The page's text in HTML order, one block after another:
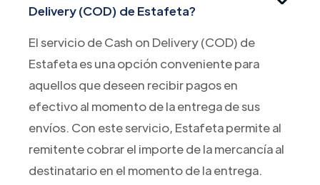
Delivery (COD) de Estafeta?
El servicio de Cash on Delivery (COD) de
Estafeta es una opción conveniente para
aquellos que deseen recibir pagos en
efectivo al momento de la entrega de sus
envíos. Con este servicio, Estafeta permite al
remitente cobrar el importe de la mercancía al
destinatario en el momento de la entrega.